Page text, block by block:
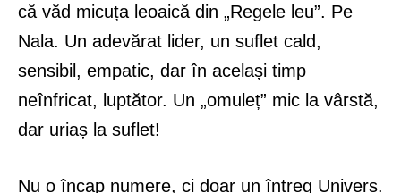
că văd micuța leoaică din „Regele leu”. Pe
Nala. Un adevărat lider, un suflet cald,
sensibil, empatic, dar în același timp
neînfricat, luptător. Un „omuleț” mic la vârstă,
dar uriaș la suflet!
Nu o încap numere, ci doar un întreg Univers.